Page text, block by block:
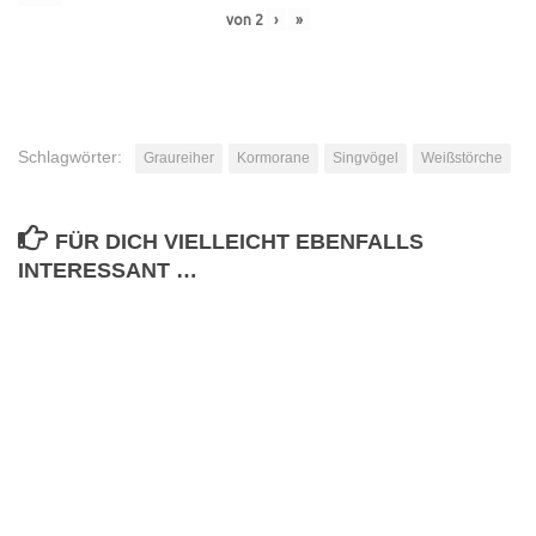
von 2 › »
Schlagwörter: Graureiher Kormorane Singvögel Weißstörche
FÜR DICH VIELLEICHT EBENFALLS
INTERESSANT …